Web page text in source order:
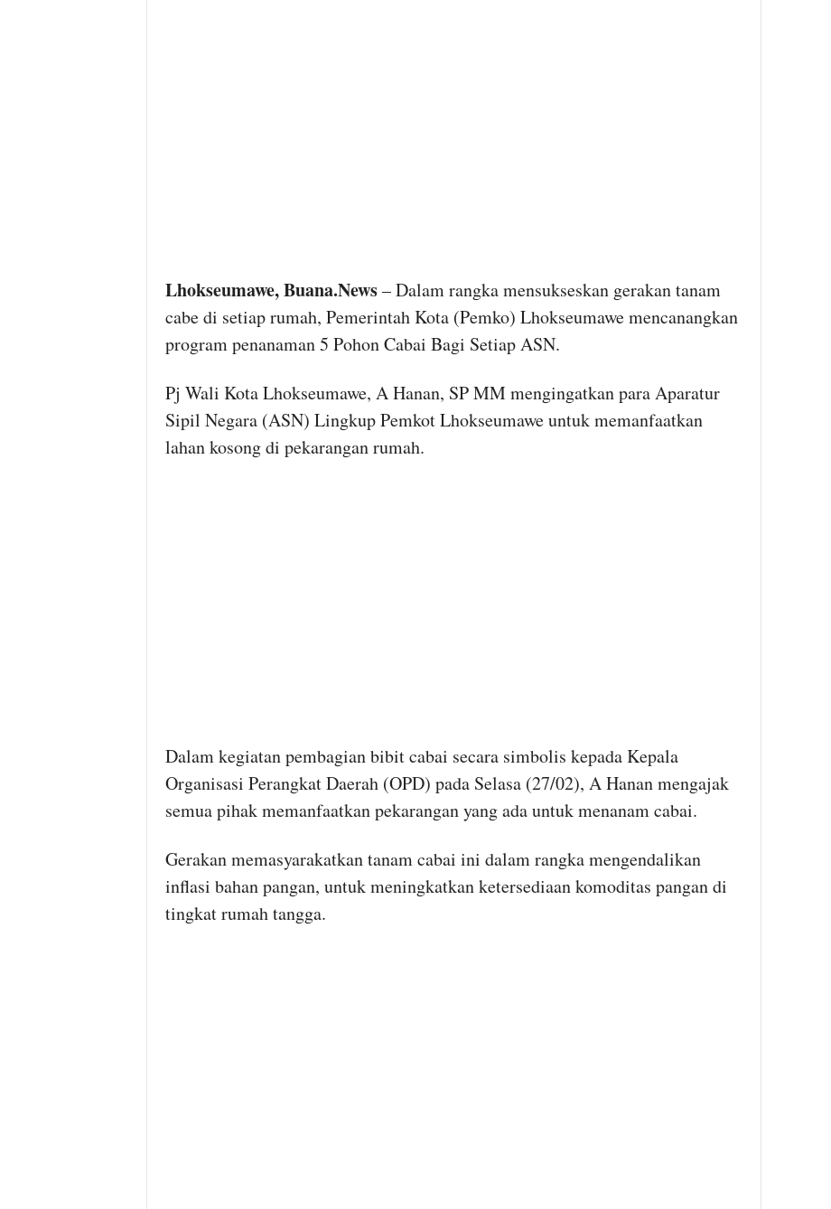
Lhokseumawe, Buana.News– Dalam rangka mensukseskan gerakan tanam
cabe di setiap rumah, Pemerintah Kota (Pemko) Lhokseumawe mencanangkan
program penanaman 5 Pohon Cabai Bagi Setiap ASN.
Pj Wali Kota Lhokseumawe, A Hanan, SP MM mengingatkan para Aparatur
Sipil Negara (ASN) Lingkup Pemkot Lhokseumawe untuk memanfaatkan
lahan kosong di pekarangan rumah.
Dalam kegiatan pembagian bibit cabai secara simbolis kepada Kepala
Organisasi Perangkat Daerah (OPD) pada Selasa (27/02), A Hanan mengajak
semua pihak memanfaatkan pekarangan yang ada untuk menanam cabai.
Gerakan memasyarakatkan tanam cabai ini dalam rangka mengendalikan
inflasi bahan pangan, untuk meningkatkan ketersediaan komoditas pangan di
tingkat rumah tangga.